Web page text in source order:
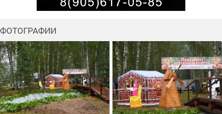
ФОТОГРАФИИ